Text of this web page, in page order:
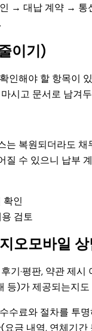
→ 대납 계약 → 통
이기)
인해야 할 항목이
시고 문서로 남겨
는 복원되더라도
질 수 있으니 납부
확인
검토
오모바일
기·평판, 약관 제
등)가 제공되는지
수료와 절차를 투
요금 내역, 연체기